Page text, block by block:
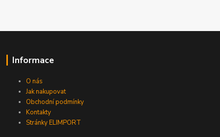
Informace
O nás
Jak nakupovat
Obchodní podmínky
Kontakty
Stránky ELIMPORT